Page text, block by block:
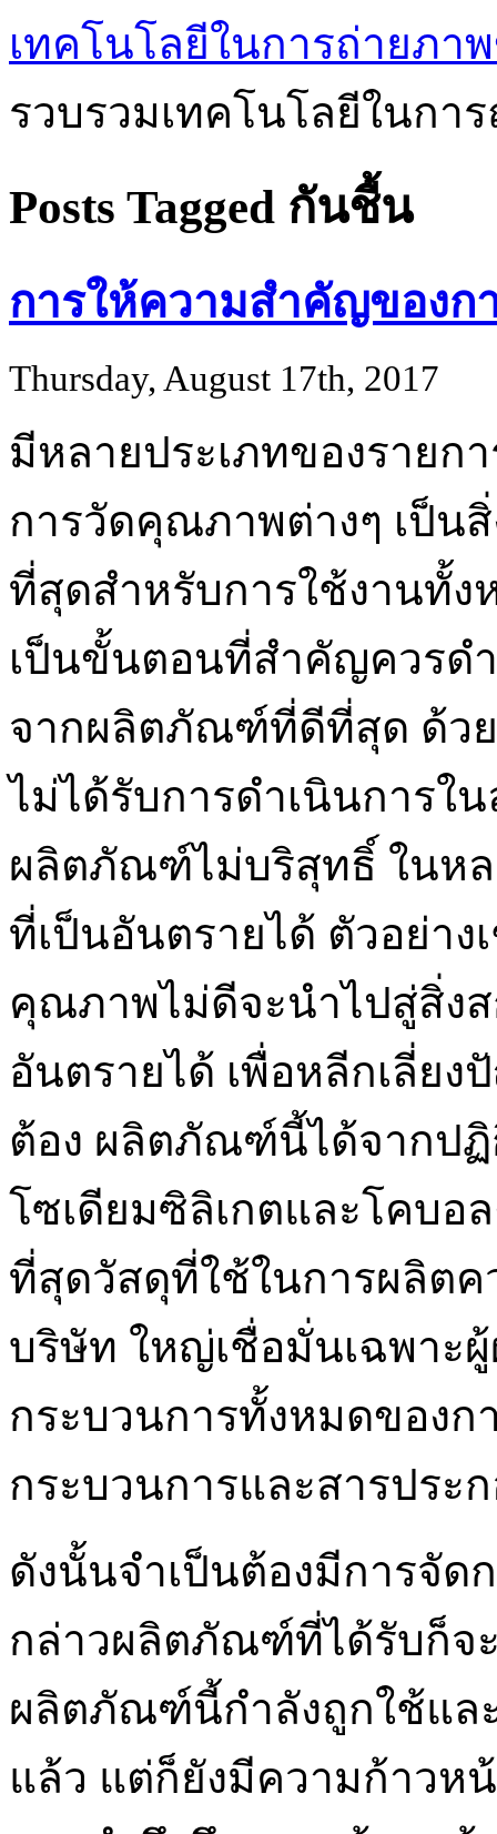
เทคโนโลยีในการถ่ายภา
รวบรวมเทคโนโลยีในกา
Posts Tagged กันชื้น
การให้ความสำคัญของก
Thursday, August 17th, 2017
มีหลายประเภทของราย
การวัดคุณภาพต่างๆ เป็น
ที่สุดสำหรับการใช้งานทั้ง
เป็นขั้นตอนที่สำคัญควรด
จากผลิตภัณฑ์ที่ดีที่สุด ด้ว
ไม่ได้รับการดำเนินการใ
ผลิตภัณฑ์ไม่บริสุทธิ์ ในห
ที่เป็นอันตรายได้ ตัวอย่าง
คุณภาพไม่ดีจะนำไปสู่สิ่ง
อันตรายได้ เพื่อหลีกเลี่ย
ต้อง ผลิตภัณฑ์นี้ได้จากปฏิ
โซเดียมซิลิเกตและโคบอ
ที่สุดวัสดุที่ใช้ในการผลิต
บริษัท ใหญ่เชื่อมั่นเฉพาะ
กระบวนการทั้งหมดของ
กระบวนการและสารประ
ดังนั้นจำเป็นต้องมีการจัด
กล่าวผลิตภัณฑ์ที่ได้รับก็จ
ผลิตภัณฑ์นี้กำลังถูกใช้แล
แล้ว แต่ก็ยังมีความก้าวห